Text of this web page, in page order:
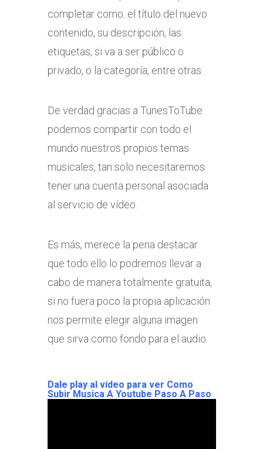
completar como: el título del nuevo
contenido, su descripción, las
etiquetas, si va a ser público o
privado, o la categoría, entre otras.
De verdad gracias a TunesToTube
podemos compartir con todo el
mundo nuestros propios temas
musicales, tan solo necesitaremos
tener una cuenta personal asociada
al servicio de vídeo.
Es más, merece la pena destacar
que todo ello lo podremos llevar a
cabo de manera totalmente gratuita,
si no fuera poco la propia aplicación
nos permite elegir alguna imagen
que sirva como fondo para el audio.
Dale play al video para ver Como
Subir Musica A Youtube Paso A Paso